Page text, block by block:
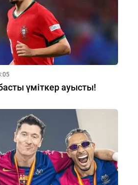
үміткер ауысты!